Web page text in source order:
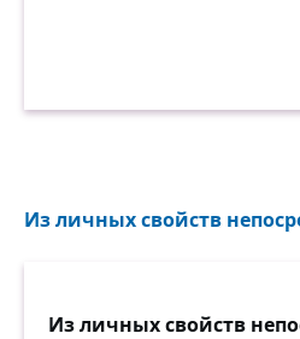
Из личных свойств
Из личных свойств